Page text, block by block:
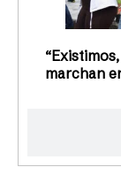
marchan